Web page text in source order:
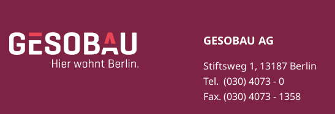
Fußbereich
Zur Startseite
GESOBAU AG
Stiftsweg 1, 13187 Berlin
Tel. (030) 4073 - 0
Fax. (030) 4073 - 1358